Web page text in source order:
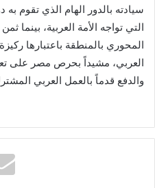
سيادته بالدور الهام الذي تقوم
التي تواجه الأمة العربية، بينما
المحوري بالمنطقة باعتبارها
العربي، مشيداً بحرص مصر على
والدفع قدماً بالعمل العربي